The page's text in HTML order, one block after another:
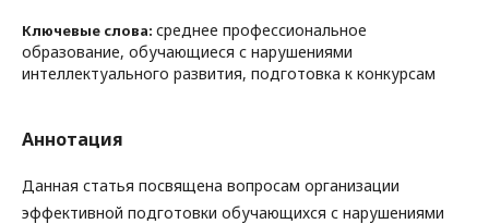
Ключевые слова: среднее профессиональное
образование, обучающиеся с нарушениями
интеллектуального развития, подготовка к конкурсам
Аннотация
Данная статья посвящена вопросам организации
эффективной подготовки обучающихся с нарушениями